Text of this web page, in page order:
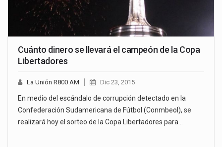
Cuánto dinero se llevará el campeón de la Copa
Libertadores
La Unión R800 AM Dic 23, 2015
En medio del escándalo de corrupción detectado en la
Confederación Sudamericana de Fútbol (Conmbeol), se
realizará hoy el sorteo de la Copa Libertadores para…